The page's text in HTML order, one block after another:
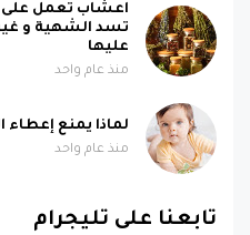
اعشاب تعمل على
تسد الشهية و
عليها
منذ عام واحد
لماذا يمنع
منذ عام واحد
تابعنا على تليجرام